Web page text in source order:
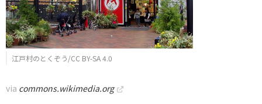
江戸村のとくぞう/CC BY-SA 4.0
via commons.wikimedia.org